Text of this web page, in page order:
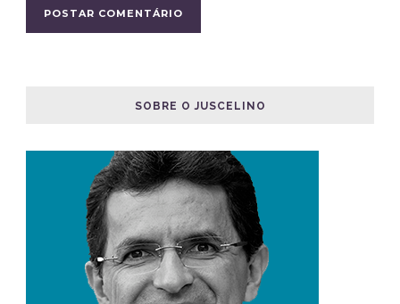
SOBRE O JUSCELINO